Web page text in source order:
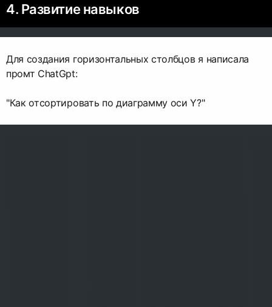
4. Развитие навыков
Для создания горизонтальных столбцов я написала
промт ChatGpt:
"Как отсортировать по диаграмму оси Y?"